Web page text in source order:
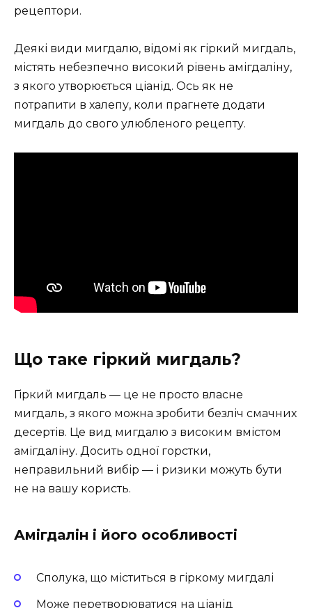
рецептори.
Деякі види мигдалю, відомі як гіркий мигдаль,
містять небезпечно високий рівень амігдаліну,
з якого утворюється ціанід. Ось як не
потрапити в халепу, коли прагнете додати
мигдаль до свого улюбленого рецепту.
Що таке гіркий мигдаль?
Гіркий мигдаль — це не просто власне
мигдаль, з якого можна зробити безліч смачних
десертів. Це вид мигдалю з високим вмістом
амігдаліну. Досить одної горстки,
неправильний вибір — і ризики можуть бути
не на вашу користь.
Амігдалін і його особливості
Сполука, що міститься в гіркому мигдалі
Може перетворюватися на ціанід